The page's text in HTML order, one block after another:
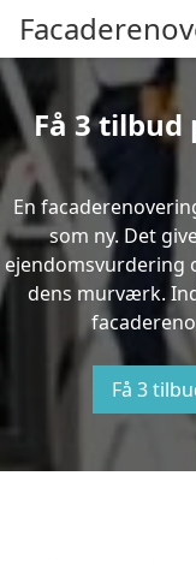
Få 3 tilbud
En
som ny. Det
ejendomsvurdering
dens murværk.
Få 3